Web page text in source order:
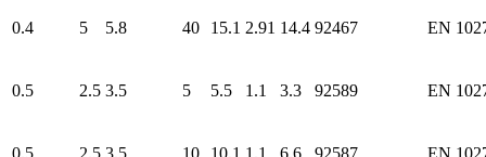
0.4 5 5.8 40 15.1 2.91 14.4 92467 EN
0.5 2.5 3.5 5 5.5 1.1 3.3 92589 EN
0.5 2.5 3.5 10 10.1 1.1 6.6 92587 EN